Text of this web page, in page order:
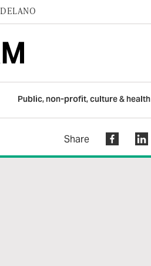
DELANO
Public, non-profit, culture & health
Share